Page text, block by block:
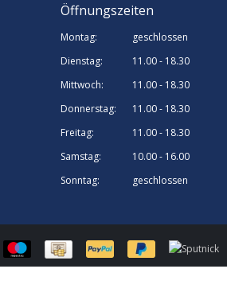
Öffnungszeiten
Montag:
geschlossen
Dienstag:
11.00 - 18.30
Mittwoch:
11.00 - 18.30
Donnerstag:
11.00 - 18.30
Freitag:
11.00 - 18.30
Samstag:
10.00 - 16.00
Sonntag:
geschlossen